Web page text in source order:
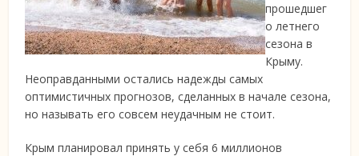
прошедшег
о летнего
сезона в
Крыму.
Неоправданными остались надежды самых
оптимистичных прогнозов, сделанных в начале сезона,
но называть его совсем неудачным не стоит.
Крым планировал принять у себя 6 миллионов